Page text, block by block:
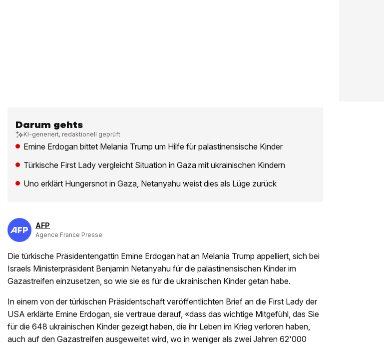
Darum gehts
KI-generiert, redaktionell geprüft
Emine Erdogan bittet Melania Trump um Hilfe für palästinensische Kinder
Türkische First Lady vergleicht Situation in Gaza mit ukrainischen Kindern
Uno erklärt Hungersnot in Gaza, Netanyahu weist dies als Lüge zurück
AFP
Agence France Presse
Die türkische Präsidentengattin Emine Erdogan hat an Melania Trump appelliert, sich bei
Israels Ministerpräsident Benjamin Netanyahu für die palästinensischen Kinder im
Gazastreifen einzusetzen, so wie sie es für die ukrainischen Kinder getan habe.
In einem von der türkischen Präsidentschaft veröffentlichten Brief an die First Lady der
USA erklärte Emine Erdogan, sie vertraue darauf, «dass das wichtige Mitgefühl, das Sie
für die 648 ukrainischen Kinder gezeigt haben, die ihr Leben im Krieg verloren haben,
auch auf den Gazastreifen ausgeweitet wird, wo in weniger als zwei Jahren 62'000